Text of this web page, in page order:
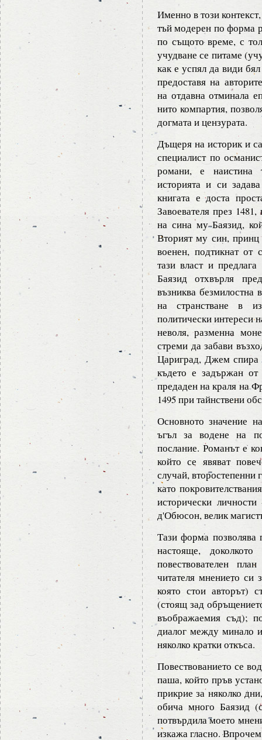
Именно в този
тъй модерен по форма
по същото време, с
учудване се питаме
как е успял да види
предоставя на
на отдавна отминала
нито компартия,
догмата и цензурата.
Дъщеря на историк и
специалист по
романи, е наистина
историята и си
книгата е доста
Завоевателя през
на сина му Баязид,
Вторият му син,
военен, подтикнат от
тази власт и
Баязид отхвърля
възниква
на странстване в
политически интереси
неволя, разменна
стреми да забави
Цариград, Джем спира
където е задържан
предаден на краля на
1495 при тайнствени
Основното значение
ъгъл за водене на
послание. Романът е
който се явяват
случай,
като
исторически
д'Обюсон, велик
Тази форма позволява
настояще,
повествователен
читателя мнението си
която стои авторът)
(стоящ зад
въображаемия съд);
диалог между минало
няколко кратки откъса.
Повествованието се
паша, който пръв
прикрие за няколко
обича много Баязид
потвърдила моето
изкажа гласно.